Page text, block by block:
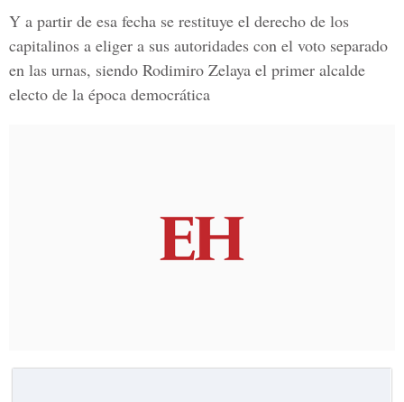
Y a partir de esa fecha se restituye el derecho de los
capitalinos a eliger a sus autoridades con el voto separado
en las urnas, siendo Rodimiro Zelaya el primer alcalde
electo de la época democrática